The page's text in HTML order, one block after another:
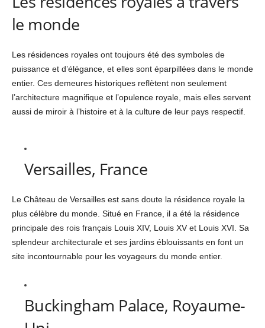
le monde
Les résidences royales ont toujours été des symboles de
puissance et d’élégance, et elles sont éparpillées dans le monde
entier. Ces demeures historiques reflètent non seulement
l’architecture magnifique et l’opulence royale, mais elles servent
aussi de miroir à l’histoire et à la culture de leur pays respectif.
Versailles, France
Le Château de Versailles est sans doute la résidence royale la
plus célèbre du monde. Situé en France, il a été la résidence
principale des rois français Louis XIV, Louis XV et Louis XVI. Sa
splendeur architecturale et ses jardins éblouissants en font un
site incontournable pour les voyageurs du monde entier.
Buckingham Palace, Royaume-